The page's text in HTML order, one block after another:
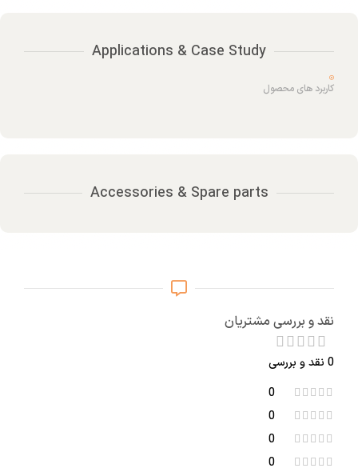
Applications & Case Study
کاربرد های محصول
Accessories & Spare parts
نقد و بررسی مشتریان
0 نقد و بررسی
0
0
0
0